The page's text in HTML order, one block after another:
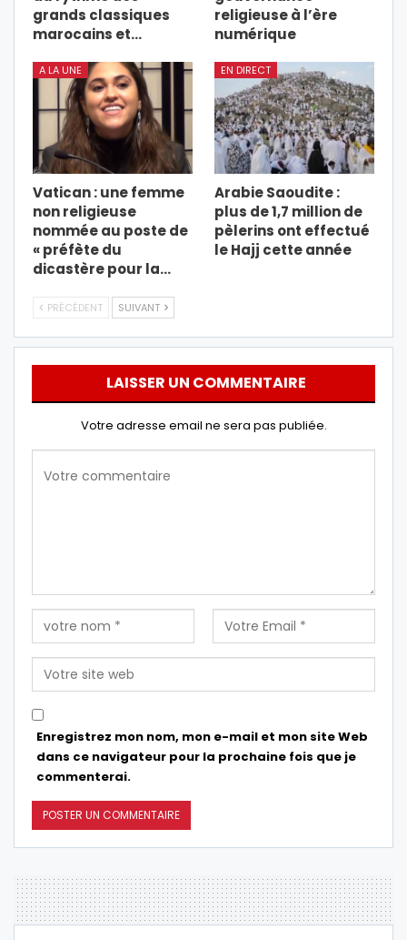
grands classiques
marocains et…
religieuse à l’ère
numérique
A LA UNE
Vatican : une femme
non religieuse
nommée au poste de
« préfète du
dicastère pour la…
EN DIRECT
Arabie Saoudite :
plus de 1,7 million de
pèlerins ont effectué
le Hajj cette année
PRÉCÉDENT SUIVANT
LAISSER UN COMMENTAIRE
Votre adresse email ne sera pas publiée.
Enregistrez mon nom, mon e-mail et mon site Web
dans ce navigateur pour la prochaine fois que je
commenterai.